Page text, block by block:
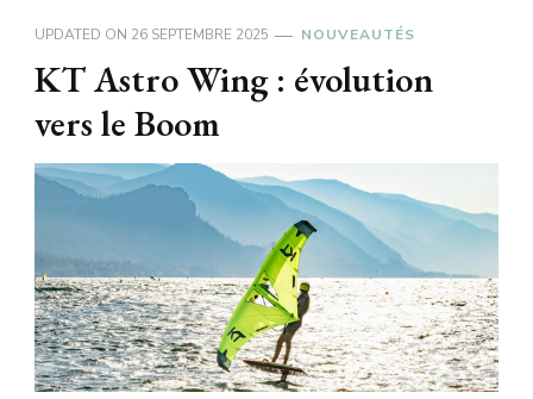
UPDATED ON 26 SEPTEMBRE 2025 NOUVEAUTÉS
KT Astro Wing : évolution
vers le Boom